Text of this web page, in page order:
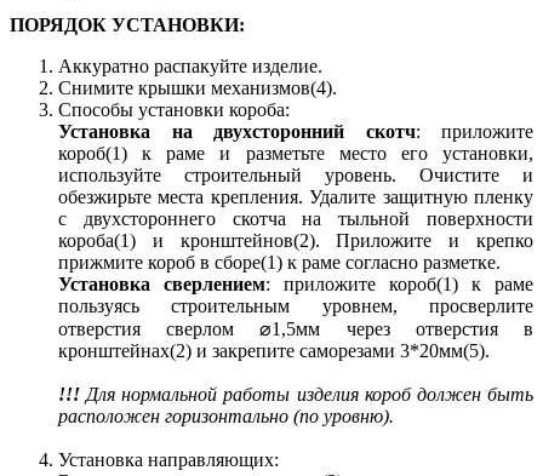
ПОРЯДОК УСТАНОВКИ:
Аккуратно распакуйте изделие.
Снимите крышки механизмов(4).
Способы установки короба:
Установка на двухсторонний скотч: приложите
короб(1) к раме и разметьте место его установки,
используйте строительный уровень. Очистите и
обезжирьте места крепления. Удалите защитную пленку
с двухстороннего скотча на тыльной поверхности
короба(1) и кронштейнов(2). Приложите и крепко
прижмите короб в сборе(1) к раме согласно разметке.
Установка сверлением: приложите короб(1) к раме
пользуясь строительным уровнем, просверлите
отверстия сверлом ⌀1,5мм через отверстия в
кронштейнах(2) и закрепите саморезами 3*20мм(5).
!!! Для нормальной работы изделия короб должен быть
расположен горизонтально (по уровню).
Установка направляющих: